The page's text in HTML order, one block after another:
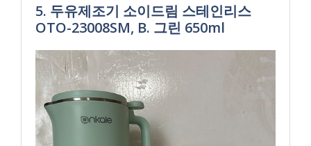
5. 두유제조기 소이드림 스테인리스
OTO-23008SM, B. 그린 650ml